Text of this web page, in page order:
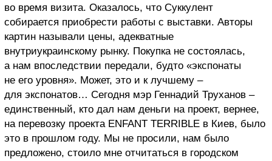
во время визита. Оказалось, что Суккулент
собирается приобрести работы с выставки. Авторы
картин называли цены, адекватные
внутриукраинскому рынку. Покупка не состоялась,
а нам впоследствии передали, будто «экспонаты
не его уровня». Может, это и к лучшему –
для экспонатов… Сегодня мэр Геннадий Труханов –
единственный, кто дал нам деньги на проект, вернее,
на перевозку проекта ENFANT TERRIBLE в Киев, было
это в прошлом году. Мы не просили, нам было
предложено, стоило мне отчитаться в городском